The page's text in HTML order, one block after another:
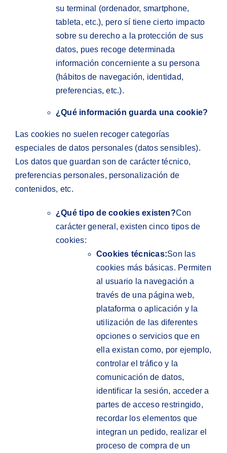
su terminal (ordenador, smartphone,
tableta, etc.), pero sí tiene cierto impacto
sobre su derecho a la protección de sus
datos, pues recoge determinada
información concerniente a su persona
(hábitos de navegación, identidad,
preferencias, etc.).
¿Qué información guarda una cookie?
Las cookies no suelen recoger categorías
especiales de datos personales (datos sensibles).
Los datos que guardan son de carácter técnico,
preferencias personales, personalización de
contenidos, etc.
¿Qué tipo de cookies existen?Con
carácter general, existen cinco tipos de
cookies:
Cookies técnicas:Son las
cookies más básicas. Permiten
al usuario la navegación a
través de una página web,
plataforma o aplicación y la
utilización de las diferentes
opciones o servicios que en
ella existan como, por ejemplo,
controlar el tráfico y la
comunicación de datos,
identificar la sesión, acceder a
partes de acceso restringido,
recordar los elementos que
integran un pedido, realizar el
proceso de compra de un